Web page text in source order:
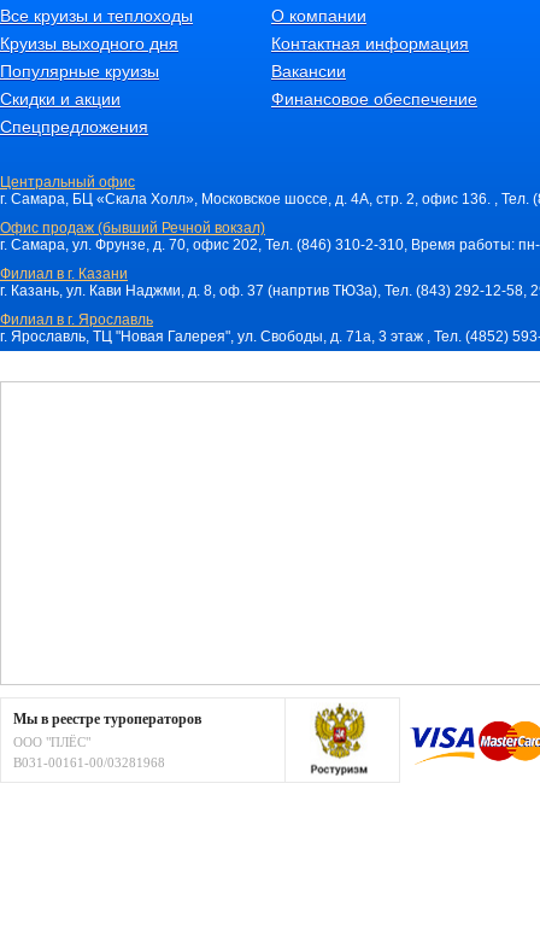
Все круизы и теплоходы
Круизы выходного дня
Популярные круизы
Скидки и акции
Спецпредложения
О компании
Контактная информация
Вакансии
Финансовое обеспечение
Центральный офис
г. Самара, БЦ «Скала Холл», Московское шоссе, д. 4А, стр. 2, офис 136. ,
Офис продаж (бывший Речной вокзал)
г. Самара, ул. Фрунзе, д. 70, офис 202, Тел. (846) 310-2-310, Время работы:
Филиал в г. Казани
г. Казань, ул. Кави Наджми, д. 8, оф. 37 (напртив ТЮЗа), Тел. (843) 292-12-
Филиал в г. Ярославль
г. Ярославль, ТЦ "Новая Галерея", ул. Свободы, д. 71a, 3 этаж , Тел. (4852)
Мы в реестре туроператоров
ООО "ПЛЁС"
В031-00161-00/03281968